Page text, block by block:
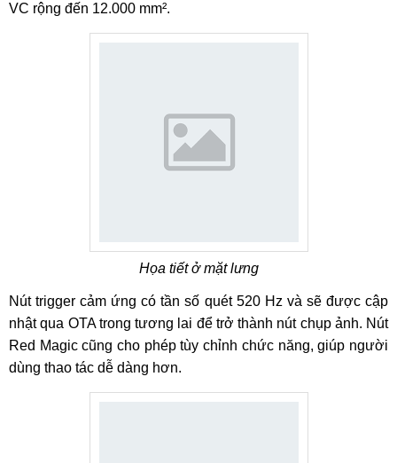
VC rộng đến 12.000 mm².
Họa tiết ở mặt lưng
Nút trigger cảm ứng có tần số quét 520 Hz và sẽ được cập
nhật qua OTA trong tương lai để trở thành nút chụp ảnh. Nút
Red Magic cũng cho phép tùy chỉnh chức năng, giúp người
dùng thao tác dễ dàng hơn.